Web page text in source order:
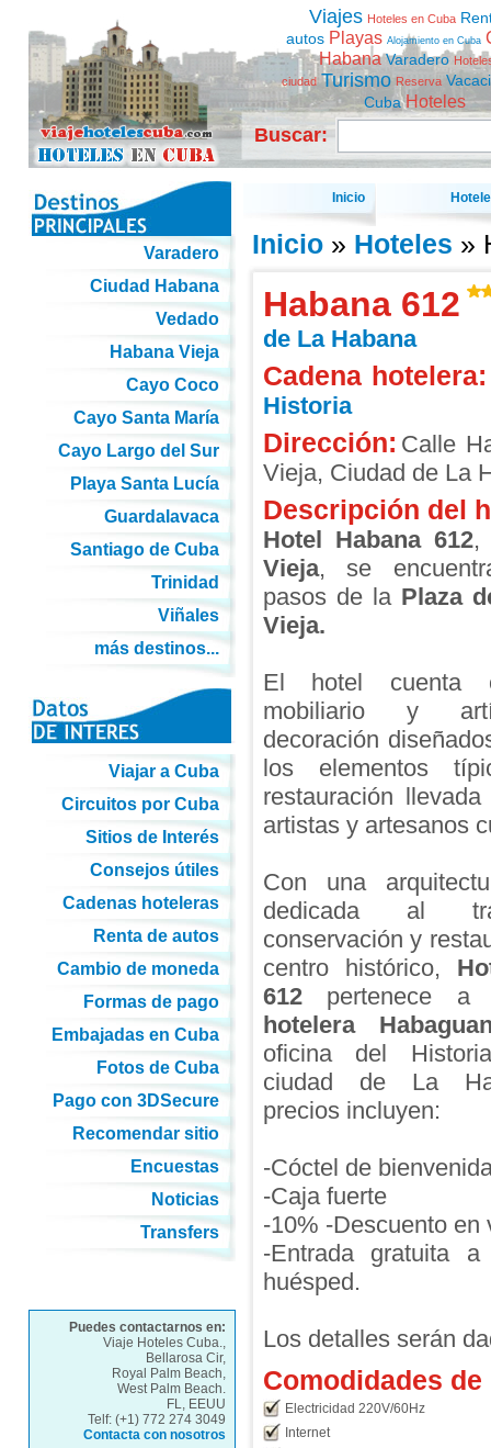
Viajes Hoteles en Cuba
autos Playas Alojamiento en Cuba
Habana Varadero
ciudad Turismo Reserva
Cuba Hoteles
Buscar:
Inicio
Inicio» Hoteles »
Habana 612
de La Habana
Cadena hotelera:
Historia
Dirección: Calle
Vieja, Ciudad de La
Descripción del
Hotel Habana 612
Vieja, se
pasos de la Plaza
Vieja.
El hotel cuenta
mobiliario y
decoración
los elementos
restauración
artistas y artesanos
Con una
dedicada al
conservación y
centro histórico,
612pertenece
hotelera
oficina del
ciudad de La
precios incluyen:
-Cóctel de
-Caja fuerte
-10% -Descuento en
-Entrada gratuita
huésped.
Los detalles serán
Comodidades
Electricidad 220V/60Hz
Internet
Varadero
Ciudad Habana
Vedado
Habana Vieja
Cayo Coco
Cayo Santa María
Cayo Largo del Sur
Playa Santa Lucía
Guardalavaca
Santiago de Cuba
Trinidad
Viñales
más destinos...
Viajar a Cuba
Circuitos por Cuba
Sitios de Interés
Consejos útiles
Cadenas hoteleras
Renta de autos
Cambio de moneda
Formas de pago
Embajadas en Cuba
Fotos de Cuba
Pago con 3DSecure
Recomendar sitio
Encuestas
Noticias
Transfers
Puedes contactarnos en:
Viaje Hoteles Cuba.,
Bellarosa Cir,
Royal Palm Beach,
West Palm Beach.
FL, EEUU
Telf: (+1) 772 274 3049
Contacta con nosotros